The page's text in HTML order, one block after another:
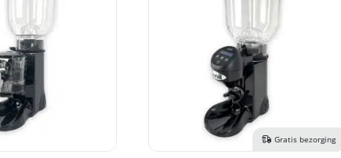
Gratis bezorging